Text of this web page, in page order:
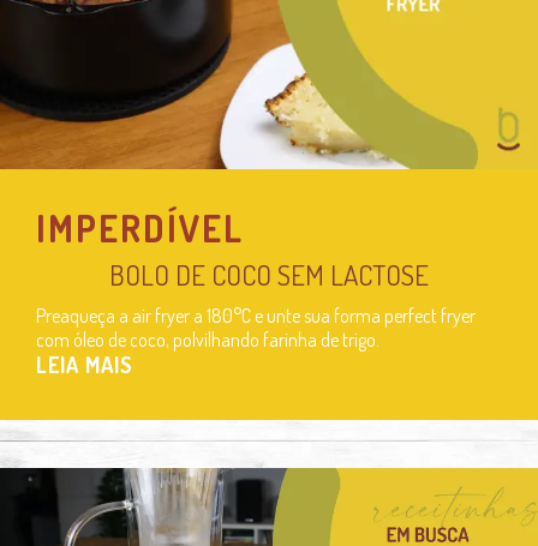
IMPERDÍVEL
BOLO DE COCO SEM LACTOSE
Preaqueça a air fryer a 180°C e unte sua forma perfect fryer
com óleo de coco, polvilhando farinha de trigo.
LEIA MAIS